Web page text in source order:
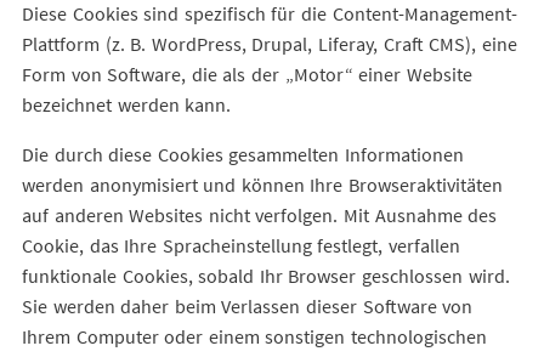
Diese Cookies sind spezifisch für die Content-Management-
Plattform (z. B. WordPress, Drupal, Liferay, Craft CMS), eine
Form von Software, die als der „Motor“ einer Website
bezeichnet werden kann.
Die durch diese Cookies gesammelten Informationen
werden anonymisiert und können Ihre Browseraktivitäten
auf anderen Websites nicht verfolgen. Mit Ausnahme des
Cookie, das Ihre Spracheinstellung festlegt, verfallen
funktionale Cookies, sobald Ihr Browser geschlossen wird.
Sie werden daher beim Verlassen dieser Software von
Ihrem Computer oder einem sonstigen technologischen